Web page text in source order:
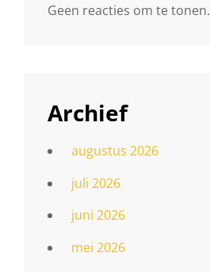
Geen reacties om te tonen.
Archief
augustus 2026
juli 2026
juni 2026
mei 2026